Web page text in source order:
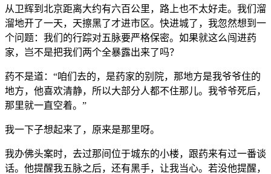
从卫辉到北京距离大约有六百公里，路上也不太好走。我们溜
溜地开了一天，天擦黑了才进市区。快进城了，我忽然想到一
个问题：我们的行踪对五脉要严格保密。如果就这么闯进药
家，岂不是把我们两个全暴露出来了吗？
药不是道：“咱们去的，是药家的别院，那地方是我爷爷住的
地方，他喜欢清静，所以大部分人都不住那儿。我爷爷死后，
那里就一直空着。”
我一下子想起来了，原来是那里呀。
我办佛头案时，去过那间位于城东的小楼，跟药来有过一番谈
话。他提醒我五脉之后，还有黑手，让我当心。若没他提醒，